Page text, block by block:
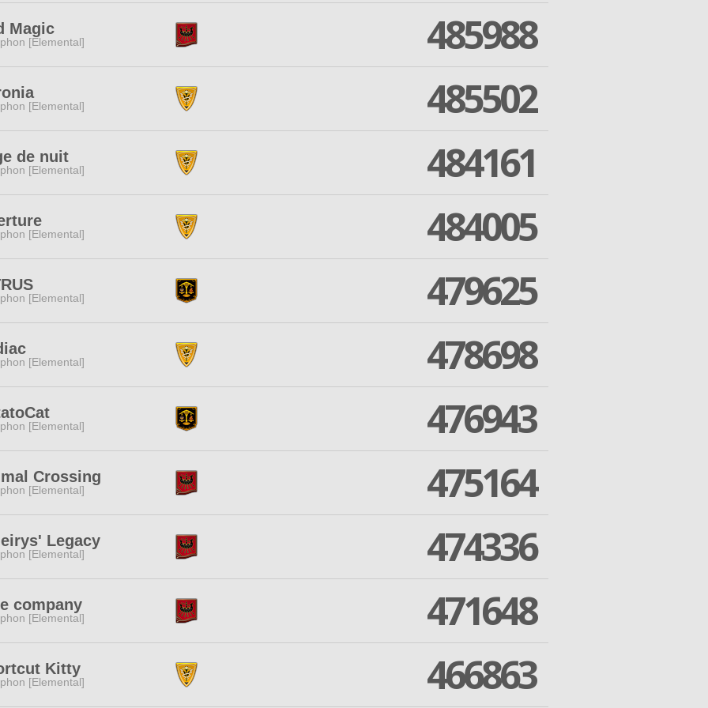
Magic
[Elemental] 485988
[Elemental] 485502
de nuit
[Elemental] 484161
[Elemental] 484005
[Elemental] 479625
[Elemental] 478698
[Elemental] 476943
Crossing
[Elemental] 475164
Legacy
[Elemental] 474336
company
[Elemental] 471648
Kitty
[Elemental] 466863